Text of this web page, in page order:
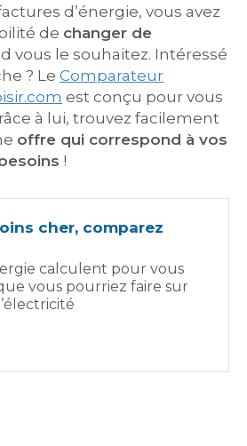
d’énergie, vous avez
de changer de
vous le souhaitez. Intéressé
? Le Comparateur
est conçu pour vous
à lui, trouvez facilement
offre qui correspond à vos
!
cher, comparez
calculent pour vous
vous pourriez faire sur